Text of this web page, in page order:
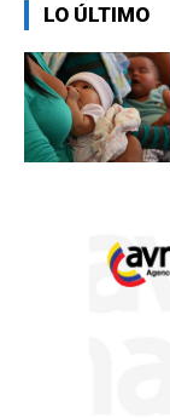
LO ÚLTIMO